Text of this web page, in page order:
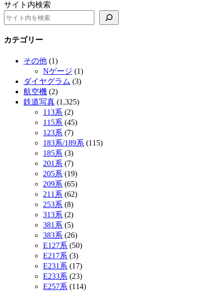
サイト内検索
カテゴリー
その他 (1)
Nゲージ (1)
ダイヤグラム (3)
航空機 (2)
鉄道写真 (1,325)
113系 (2)
115系 (45)
123系 (7)
183系/189系 (115)
185系 (3)
201系 (7)
205系 (19)
209系 (65)
211系 (62)
253系 (8)
313系 (2)
381系 (5)
383系 (26)
E127系 (50)
E217系 (3)
E231系 (17)
E233系 (23)
E257系 (114)